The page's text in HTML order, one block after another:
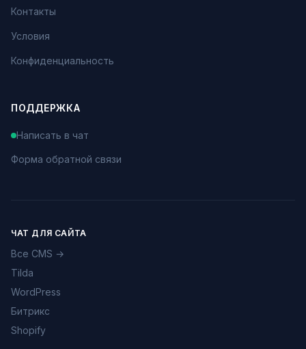
Контакты
Условия
Конфиденциальность
ПОДДЕРЖКА
Написать в чат
Форма обратной связи
ЧАТ ДЛЯ САЙТА
Все CMS →
Tilda
WordPress
Битрикс
Shopify